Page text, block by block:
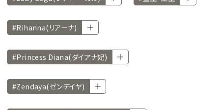
#Rihanna(リアーナ)
#Princess Diana(ダイアナ妃)
#Zendaya(ゼンデイヤ)